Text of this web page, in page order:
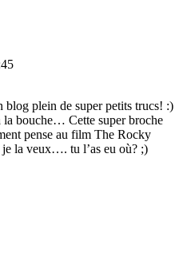
plein de super petits trucs! :)
la bouche… Cette super broche
pense au film The Rocky
la veux…. tu l’as eu où? ;)